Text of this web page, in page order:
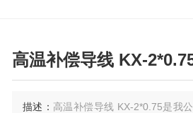
高温补偿导线 KX-
描述： 高温补偿导线 KX-2*0.75是我